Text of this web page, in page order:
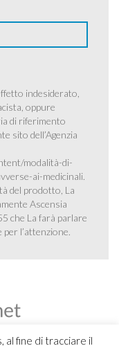
al fine di tracciare il
indesiderato,
oppure
di riferimento
sito dell’Agenzia
modalità-di-
ai-medicinali.
del prodotto, La
Ascensia
che La farà parlare
l’attenzione.